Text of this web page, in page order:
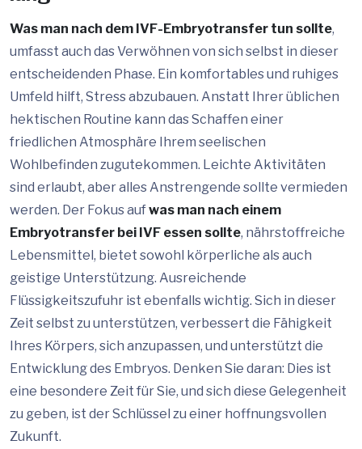
Was man nach dem IVF-Embryotransfer tun sollte,
umfasst auch das Verwöhnen von sich selbst in dieser
entscheidenden Phase. Ein komfortables und ruhiges
Umfeld hilft, Stress abzubauen. Anstatt Ihrer üblichen
hektischen Routine kann das Schaffen einer
friedlichen Atmosphäre Ihrem seelischen
Wohlbefinden zugutekommen. Leichte Aktivitäten
sind erlaubt, aber alles Anstrengende sollte vermieden
werden. Der Fokus aufwas man nach einem
Embryotransfer bei IVF essen sollte, nährstoffreiche
Lebensmittel, bietet sowohl körperliche als auch
geistige Unterstützung. Ausreichende
Flüssigkeitszufuhr ist ebenfalls wichtig. Sich in dieser
Zeit selbst zu unterstützen, verbessert die Fähigkeit
Ihres Körpers, sich anzupassen, und unterstützt die
Entwicklung des Embryos. Denken Sie daran: Dies ist
eine besondere Zeit für Sie, und sich diese Gelegenheit
zu geben, ist der Schlüssel zu einer hoffnungsvollen
Zukunft.